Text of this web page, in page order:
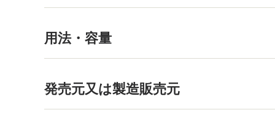
用法・容量
発売元又は製造販売元